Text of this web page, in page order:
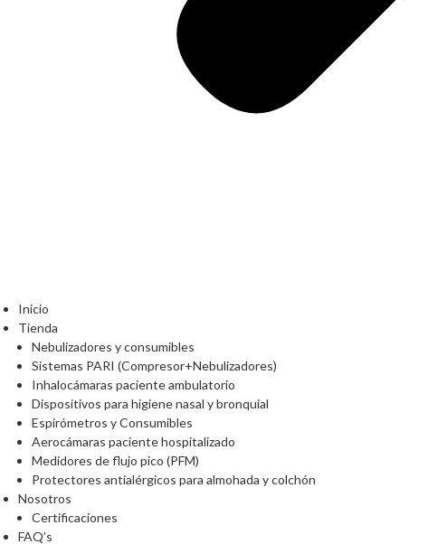
Inicio
Tienda
Nebulizadores y consumibles
Sistemas PARI (Compresor+Nebulizadores)
Inhalocámaras paciente ambulatorio
Dispositivos para higiene nasal y bronquial
Espirómetros y Consumibles
Aerocámaras paciente hospitalizado
Medidores de flujo pico (PFM)
Protectores antialérgicos para almohada y colchón
Nosotros
Certificaciones
FAQ’s